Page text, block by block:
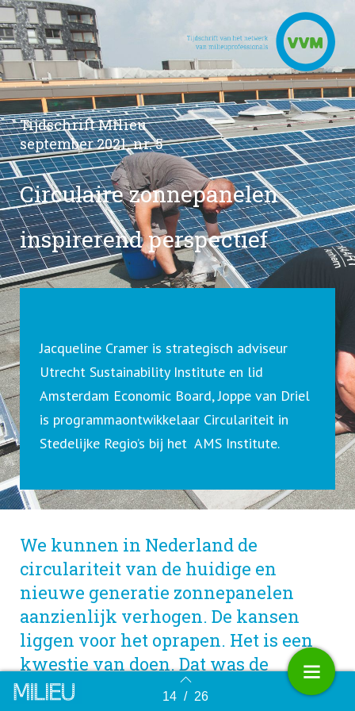
Terug naar overzicht 14 / 26
Tijdschrift Milieu
september 2021, nr. 5
Circulaire zonnepanelen
inspirerend perspectief
Jacqueline Cramer is strategisch adviseur
Utrecht Sustainability Institute en lid
Amsterdam Economic Board, Joppe van Driel
is programmaontwikkelaar Circulariteit in
Stedelijke Regio’s bij het AMS Institute.
We kunnen in Nederland de
circulariteit van de huidige en
nieuwe generatie zonnepanelen
aanzienlijk verhogen. De kansen
liggen voor het oprapen. Het is een
kwestie van doen. Dat was de
optimistische boodschap tijdens het